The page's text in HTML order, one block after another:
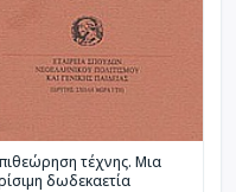
τέχνης. Μια
δωδεκαετία